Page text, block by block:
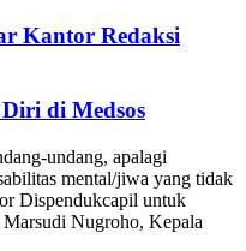
Kantor Redaksi
di Medsos
undang, apalagi
mental/jiwa yang tidak
Dispendukcapil untuk
Nugroho, Kepala